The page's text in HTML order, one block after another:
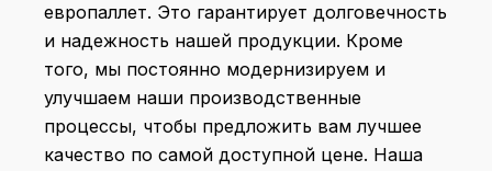
европаллет. Это гарантирует долговечность
и надежность нашей продукции. Кроме
того, мы постоянно модернизируем и
улучшаем наши производственные
процессы, чтобы предложить вам лучшее
качество по самой доступной цене. Наша